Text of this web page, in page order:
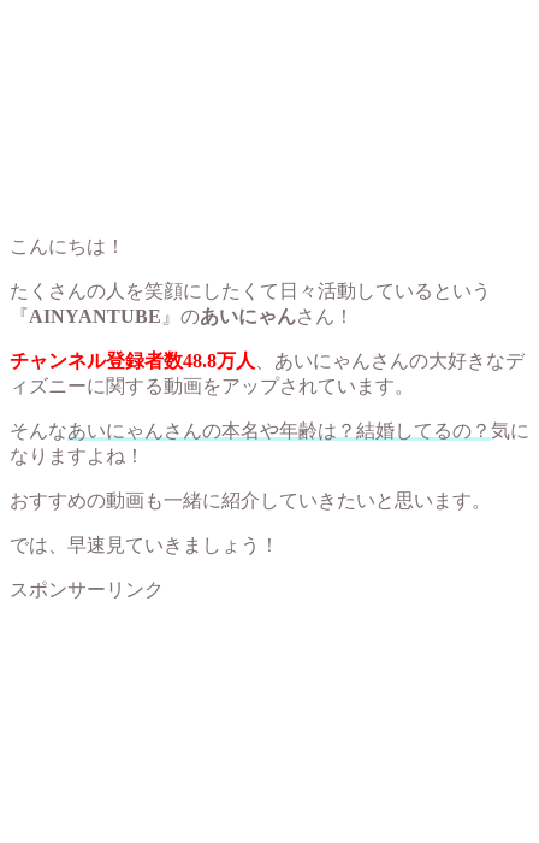
こんにちは！
たくさんの人を笑顔にしたくて日々活動しているという
『AINYANTUBE』のあいにゃんさん！
チャンネル登録者数48.8万人、あいにゃんさんの大好きなデ
ィズニーに関する動画をアップされています。
そんなあいにゃんさんの本名や年齢は？結婚してるの？ 気に
なりますよね！
おすすめの動画も一緒に紹介していきたいと思います。
では、早速見ていきましょう！
スポンサーリンク